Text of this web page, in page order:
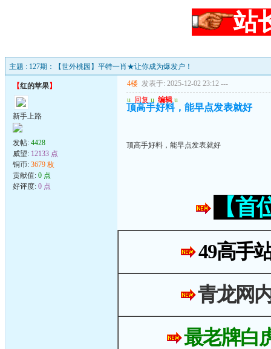
站
主题 : 127期：【世外桃园】平特一肖★让你成为爆发户！
【红的苹果】
新手上路
发帖: 4428
威望: 12133 点
铜币: 3679 枚
贡献值: 0 点
好评度: 0 点
4楼 发表于: 2025-12-02 23:12 ---
u 回复 u 编辑 u
顶高手好料，能早点发表就好
顶高手好料，能早点发表就好
【
49高手
青龙网
最老牌白